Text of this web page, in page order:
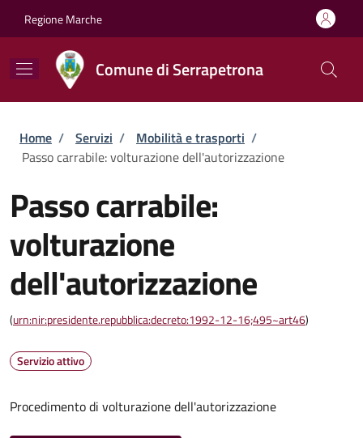
Regione Marche
Comune di Serrapetrona
Briciole di pane
Home / Servizi / Mobilità e trasporti /
Passo carrabile: volturazione dell'autorizzazione
Passo carrabile:
volturazione
dell'autorizzazione
(urn:nir:presidente.repubblica:decreto:1992-12-16;495~art46)
Servizio attivo
Procedimento di volturazione dell'autorizzazione